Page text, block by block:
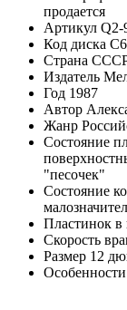
продается
Артикул Q2-
Код диска
Страна
Издатель
Год 1987
Автор
Жанр
Состояние
"песочек"
Состояние
Пластинок в
Скорость
Размер 12
Особенности